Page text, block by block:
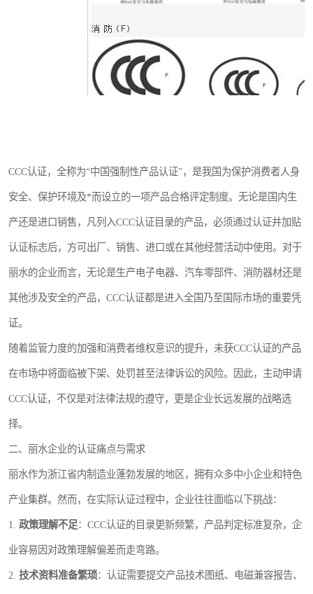
CCC认证，全称为“中国强制性产品认证”，是我国为保护消费者人身
安全、保护环境及*而设立的一项产品合格评定制度。无论是国内生
产还是进口销售，凡列入CCC认证目录的产品，必须通过认证并加贴
认证标志后，方可出厂、销售、进口或在其他经营活动中使用。对于
丽水的企业而言，无论是生产电子电器、汽车零部件、消防器材还是
其他涉及安全的产品，CCC认证都是进入全国乃至国际市场的重要凭
证。
随着监管力度的加强和消费者维权意识的提升，未获CCC认证的产品
在市场中将面临被下架、处罚甚至法律诉讼的风险。因此，主动申请
CCC认证，不仅是对法律法规的遵守，更是企业长远发展的战略选
择。
二、丽水企业的认证痛点与需求
丽水作为浙江省内制造业蓬勃发展的地区，拥有众多中小企业和特色
产业集群。然而，在实际认证过程中，企业往往面临以下挑战：
1. 政策理解不足：CCC认证的目录更新频繁，产品判定标准复杂，企
业容易因对政策理解偏差而走弯路。
2. 技术资料准备繁琐：认证需要提交产品技术图纸、电磁兼容报告、